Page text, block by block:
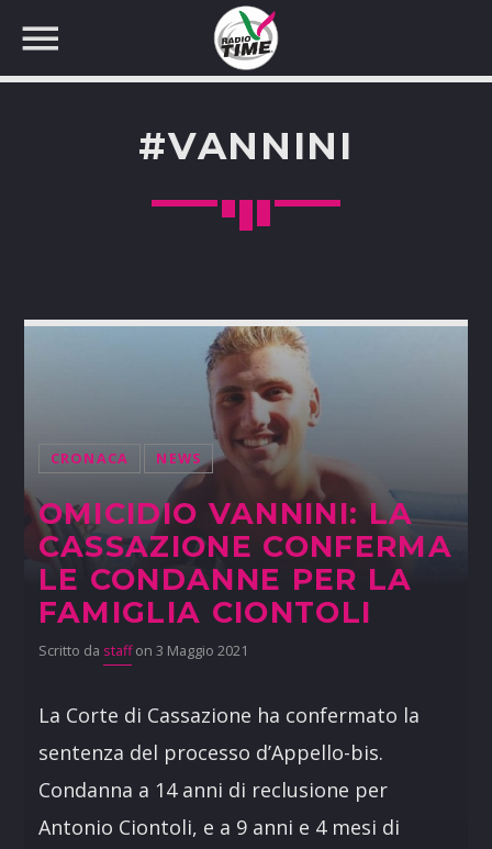
#VANNINI
CRONACA NEWS
OMICIDIO VANNINI: LA
CASSAZIONE CONFERMA
LE CONDANNE PER LA
FAMIGLIA CIONTOLI
Scritto da staffon 3 Maggio 2021
La Corte di Cassazione ha confermato la
sentenza del processo d’Appello-bis.
Condanna a 14 anni di reclusione per
Antonio Ciontoli, e a 9 anni e 4 mesi di